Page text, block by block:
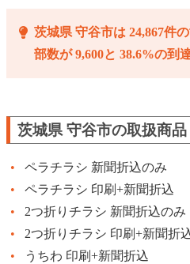
茨城県 守谷市は 24,867件
部数が 9,600と 38.6%の到
茨城県 守谷市の取扱商品
ペラチラシ 新聞折込のみ
ペラチラシ 印刷+新聞折込
2つ折りチラシ 新聞折込のみ
2つ折りチラシ 印刷+新聞折
うちわ 印刷+新聞折込